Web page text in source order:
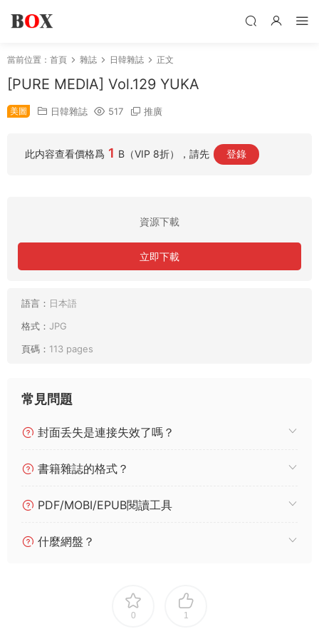
當前位置： 首頁 雜誌 日韓雜誌 正文
[PURE MEDIA] Vol.129 YUKA
美圖 日韓雜誌 517 推廣
此内容查看價格爲 1 B（VIP 8折），請先 登錄
資源下載
立即下載
語言： 日本語
格式： JPG
頁碼： 113 pages
常見問題
封面丢失是連接失效了嗎？
書籍雜誌的格式？
PDF/MOBI/EPUB閱讀工具
什麼網盤？
0 1